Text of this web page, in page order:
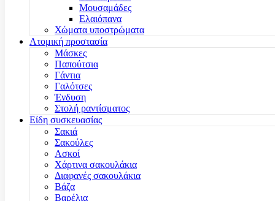
Μουσαμάδες
Ελαιόπανα
Χώματα υποστρώματα
Ατομική προστασία
Μάσκες
Παπούτσια
Γάντια
Γαλότσες
Ένδυση
Στολή ραντίσματος
Είδη συσκευασίας
Σακιά
Σακούλες
Ασκοί
Χάρτινα σακουλάκια
Διαφανές σακουλάκια
Βάζα
Βαρέλια